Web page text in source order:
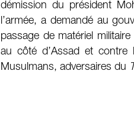
démission du président
l’armée, a demandé au
passage de matériel
au côté d’Assad et contre
Musulmans, adversaires du